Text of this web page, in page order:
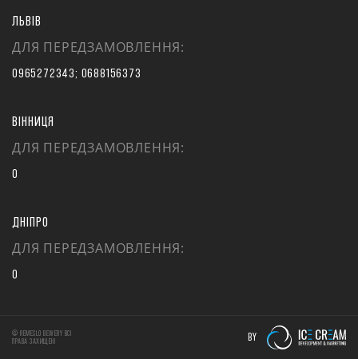
ЛЬВІВ
ДЛЯ ПЕРЕДЗАМОВЛЕННЯ:
0965272343; 0688156373
ВІННИЦЯ
ДЛЯ ПЕРЕДЗАМОВЛЕННЯ:
0
ДНІПРО
ДЛЯ ПЕРЕДЗАМОВЛЕННЯ:
0
© REMESLO BEWERY ВСІ
ПРАВА ЗАХИЩЕНІ
BY